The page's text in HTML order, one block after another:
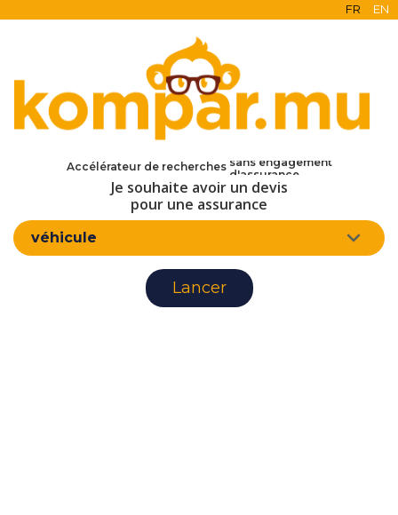
FR EN
Accélérateur de recherches
en ligne
d'assurance
Je souhaite avoir un devis
pour une assurance
véhicule
Lancer